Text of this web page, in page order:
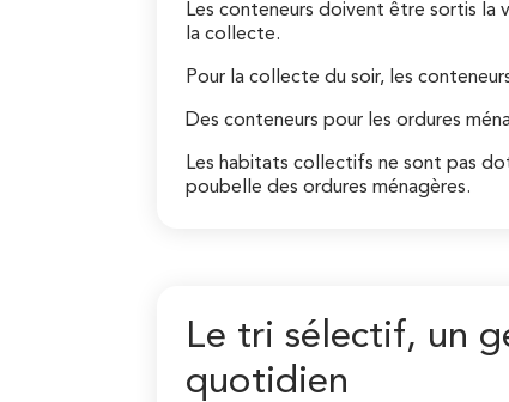
Les conteneurs doivent être sortis la
la collecte.
Pour la collecte du soir, les
Des conteneurs pour les ordures
Les habitats collectifs ne sont pas
poubelle des ordures ménagères.
Le tri sélectif, un
quotidien